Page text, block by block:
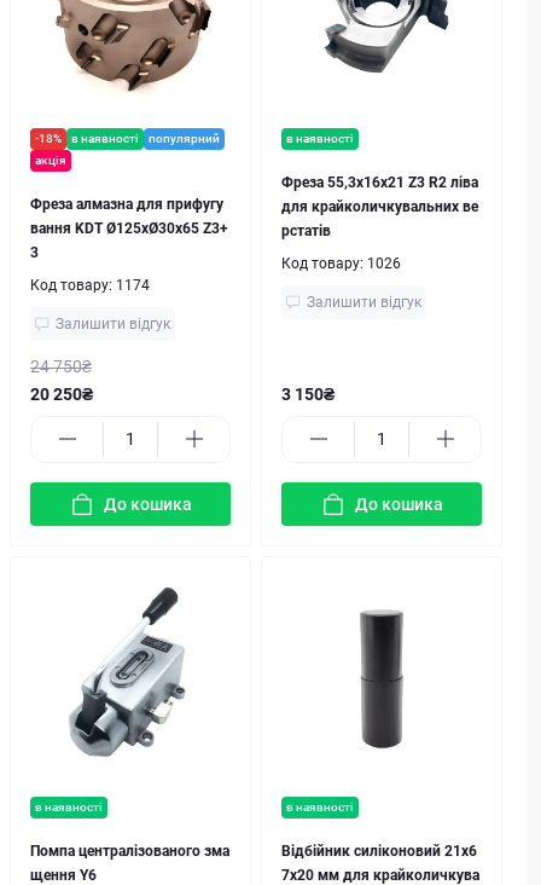
-18% в наявності
популярний
акція
Фреза алмазна для прифугу
вання KDT Ø125хØ30х65 Z3+
3
Код товару: 1174
Залишити відгук
24 750₴
20 250₴
До кошика
в наявності
Фреза 55,3x16x21 Z3 R2 ліва
для крайколичкувальних ве
рстатів
Код товару: 1026
Залишити відгук
3 150₴
До кошика
в наявності
Помпа централізованого зма
щення Y6
в наявності
Відбійник силіконовий 21х6
7х20 мм для крайколичкува